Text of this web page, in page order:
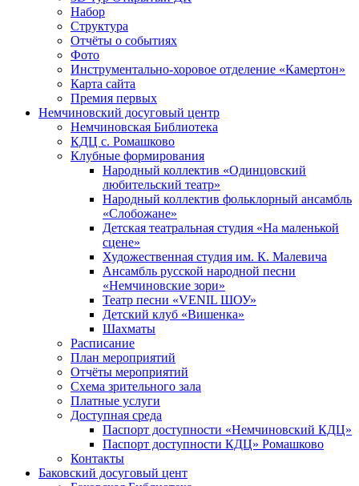
Набор
Структура
Отчёты о событиях
Фото
Инструментально-хоровое отделение «Камертон»
Карта сайта
Премия первых
Немчиновский досуговый центр
Немчиновская Библиотека
КДЦ с. Ромашково
Клубные формирования
Народный коллектив «Одинцовский
любительский театр»
Народный коллектив фольклорный ансамбль
«Слобожане»
Детская театральная студия «На маленькой
сцене»
Художественная студия им. К. Малевича
Ансамбль русской народной песни
«Немчиновские зори»
Театр песни «VENIL ШОУ»
Детский клуб «Вишенка»
Шахматы
Расписание
План мероприятий
Отчёты мероприятий
Схема зрительного зала
Платные услуги
Доступная среда
Паспорт доступности «Немчиновский КДЦ»
Паспорт доступности КДЦ» Ромашково
Контакты
Баковский досуговый цент